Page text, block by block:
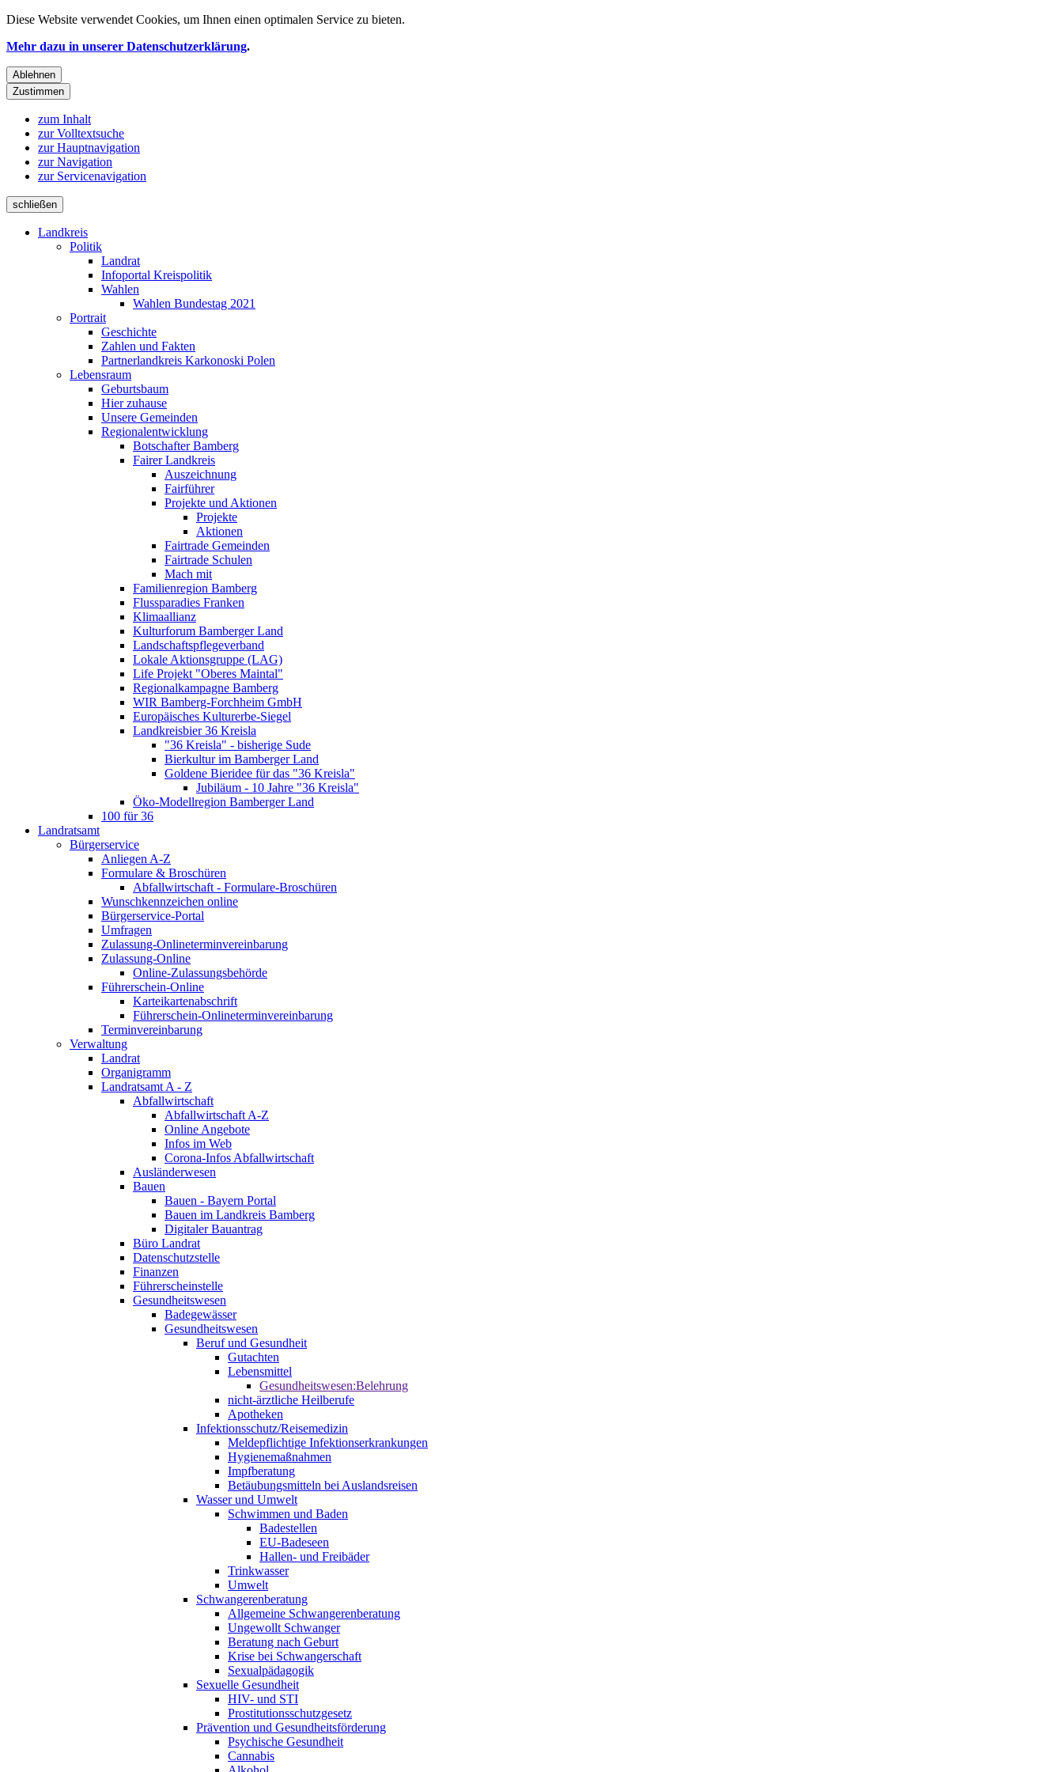
Diese Website verwendet Cookies, um Ihnen einen optimalen Service zu bieten.
Mehr dazu in unserer Datenschutzerklärung.
Ablehnen
Zustimmen
zum Inhalt
zur Volltextsuche
zur Hauptnavigation
zur Navigation
zur Servicenavigation
schließen
Landkreis
Politik
Landrat
Infoportal Kreispolitik
Wahlen
Wahlen Bundestag 2021
Portrait
Geschichte
Zahlen und Fakten
Partnerlandkreis Karkonoski Polen
Lebensraum
Geburtsbaum
Hier zuhause
Unsere Gemeinden
Regionalentwicklung
Botschafter Bamberg
Fairer Landkreis
Auszeichnung
Fairführer
Projekte und Aktionen
Projekte
Aktionen
Fairtrade Gemeinden
Fairtrade Schulen
Mach mit
Familienregion Bamberg
Flussparadies Franken
Klimaallianz
Kulturforum Bamberger Land
Landschaftspflegeverband
Lokale Aktionsgruppe (LAG)
Life Projekt "Oberes Maintal"
Regionalkampagne Bamberg
WIR Bamberg-Forchheim GmbH
Europäisches Kulturerbe-Siegel
Landkreisbier 36 Kreisla
"36 Kreisla" - bisherige Sude
Bierkultur im Bamberger Land
Goldene Bieridee für das "36 Kreisla"
Jubiläum - 10 Jahre "36 Kreisla"
Öko-Modellregion Bamberger Land
100 für 36
Landratsamt
Bürgerservice
Anliegen A-Z
Formulare & Broschüren
Abfallwirtschaft - Formulare-Broschüren
Wunschkennzeichen online
Bürgerservice-Portal
Umfragen
Zulassung-Onlineterminvereinbarung
Zulassung-Online
Online-Zulassungsbehörde
Führerschein-Online
Karteikartenabschrift
Führerschein-Onlineterminvereinbarung
Terminvereinbarung
Verwaltung
Landrat
Organigramm
Landratsamt A - Z
Abfallwirtschaft
Abfallwirtschaft A-Z
Online Angebote
Infos im Web
Corona-Infos Abfallwirtschaft
Ausländerwesen
Bauen
Bauen - Bayern Portal
Bauen im Landkreis Bamberg
Digitaler Bauantrag
Büro Landrat
Datenschutzstelle
Finanzen
Führerscheinstelle
Gesundheitswesen
Badegewässer
Gesundheitswesen
Beruf und Gesundheit
Gutachten
Lebensmittel
Gesundheitswesen:Belehrung
nicht-ärztliche Heilberufe
Apotheken
Infektionsschutz/Reisemedizin
Meldepflichtige Infektionserkrankungen
Hygienemaßnahmen
Impfberatung
Betäubungsmitteln bei Auslandsreisen
Wasser und Umwelt
Schwimmen und Baden
Badestellen
EU-Badeseen
Hallen- und Freibäder
Trinkwasser
Umwelt
Schwangerenberatung
Allgemeine Schwangerenberatung
Ungewollt Schwanger
Beratung nach Geburt
Krise bei Schwangerschaft
Sexualpädagogik
Sexuelle Gesundheit
HIV- und STI
Prostitutionsschutzgesetz
Prävention und Gesundheitsförderung
Psychische Gesundheit
Cannabis